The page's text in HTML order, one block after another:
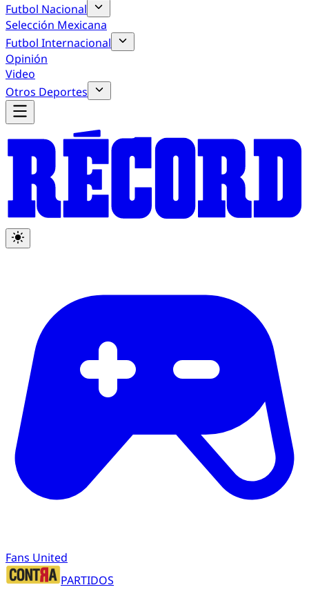
Futbol Nacional
Selección Mexicana
Futbol Internacional
Opinión
Video
Otros Deportes
Fans United
PARTIDOS